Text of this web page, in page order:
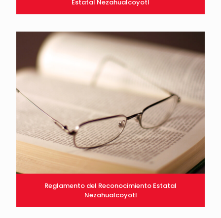
Estatal Nezahualcoyotl
Reglamento del Reconocimiento Estatal
Nezahualcoyotl